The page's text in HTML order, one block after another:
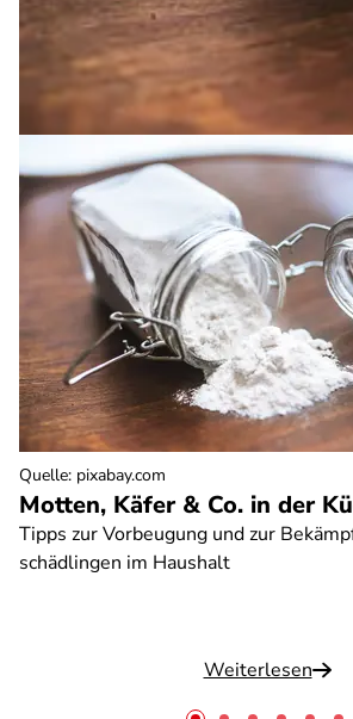
Motten, Käfer & Co. in der
Tipps zur Vorbeugung und zur
schädlingen im Haushalt
Weiterlesen
Quelle: pixabay.com